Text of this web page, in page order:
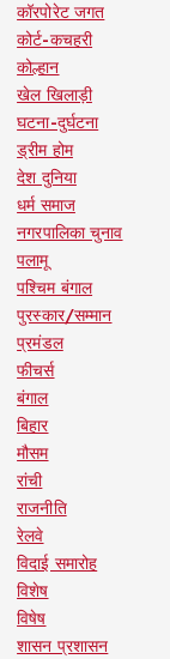
कॉरपोरेट जगत
कोर्ट-कचहरी
कोल्हान
खेल खिलाड़ी
घटना-दुर्घटना
ड्रीम होम
देश दुनिया
धर्म समाज
नगरपालिका चुनाव
पलामू
पश्चिम बंगाल
पुरस्कार/सम्मान
प्रमंडल
फीचर्स
बंगाल
बिहार
मौसम
रांची
राजनीति
रेलवे
विदाई समारोह
विशेष
विषेष
शासन प्रशासन